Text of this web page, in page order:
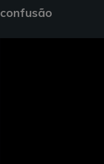
confusão